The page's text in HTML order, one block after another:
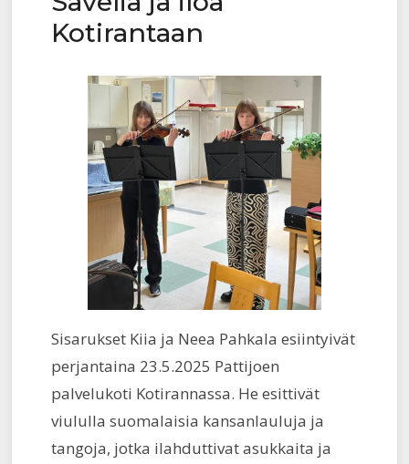
Kotirantaan
Sisarukset Kiia ja Neea Pahkala esiintyivät
perjantaina 23.5.2025 Pattijoen
palvelukoti Kotirannassa. He esittivät
viululla suomalaisia kansanlauluja ja
tangoja, jotka ilahduttivat asukkaita ja